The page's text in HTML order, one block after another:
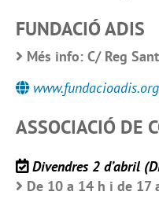
FUNDACIÓ ADIS
Més info: C/ Reg
ASSOCIACIÓ DE
Divendres 2 d’abril
De 10 a 14 h i de 17